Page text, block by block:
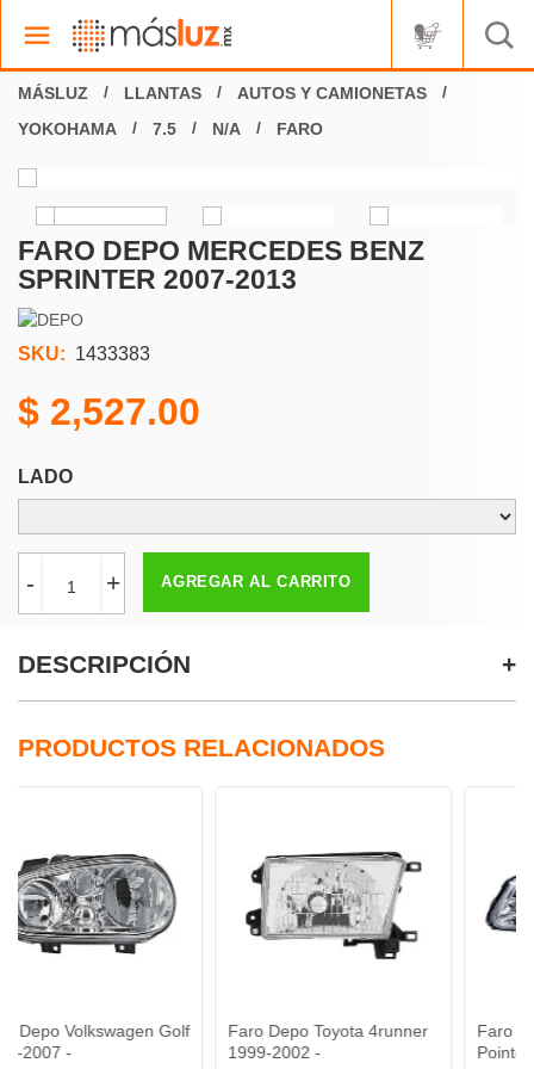
LLANTAS
AUTOS Y CAMIONETAS
YOKOHAMA
7.5 N/A FARO
FARO DEPO MERCEDES BENZ
SPRINTER 2007-2013
SKU: 1433383
2,527.00
LADO
- + AGREGAR AL CARRITO
DESCRIPCIÓN
PRODUCTOS RELACIONADOS
Golf
Faro Depo Toyota 4runner
1999-2002 -
Faro Depo
Pointer 2000-